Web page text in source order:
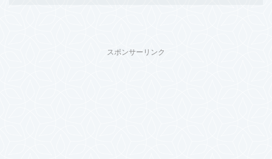
スポンサーリンク